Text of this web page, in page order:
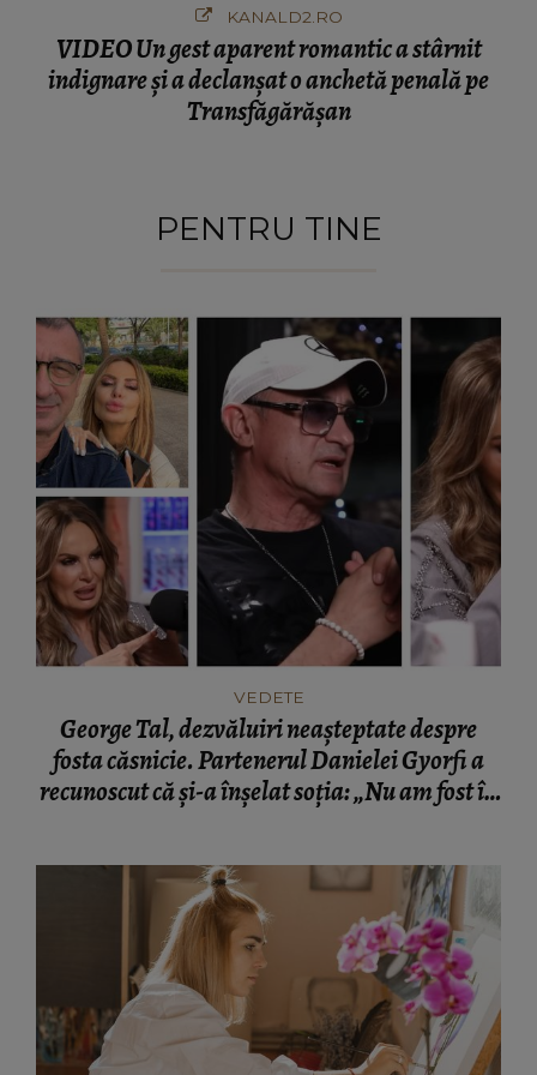
KANALD2.RO
VIDEO Un gest aparent romantic a stârnit
indignare și a declanșat o anchetă penală pe
Transfăgărășan
PENTRU TINE
VEDETE
George Tal, dezvăluiri neașteptate despre
fosta căsnicie. Partenerul Danielei Gyorfi a
recunoscut că și-a înșelat soția: „Nu am fost în